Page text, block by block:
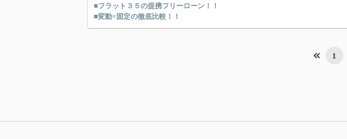
■フラット３５の提携フリーローン！！
■変動×固定の徹底比較！！
1